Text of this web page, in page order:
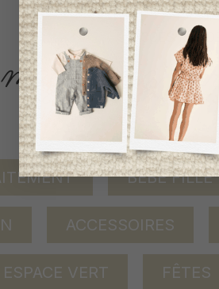
ACCÈS RAPIDE
magasinez
BÉBÉ
ACCESSOIRES
ESPACE VERT FÊTES